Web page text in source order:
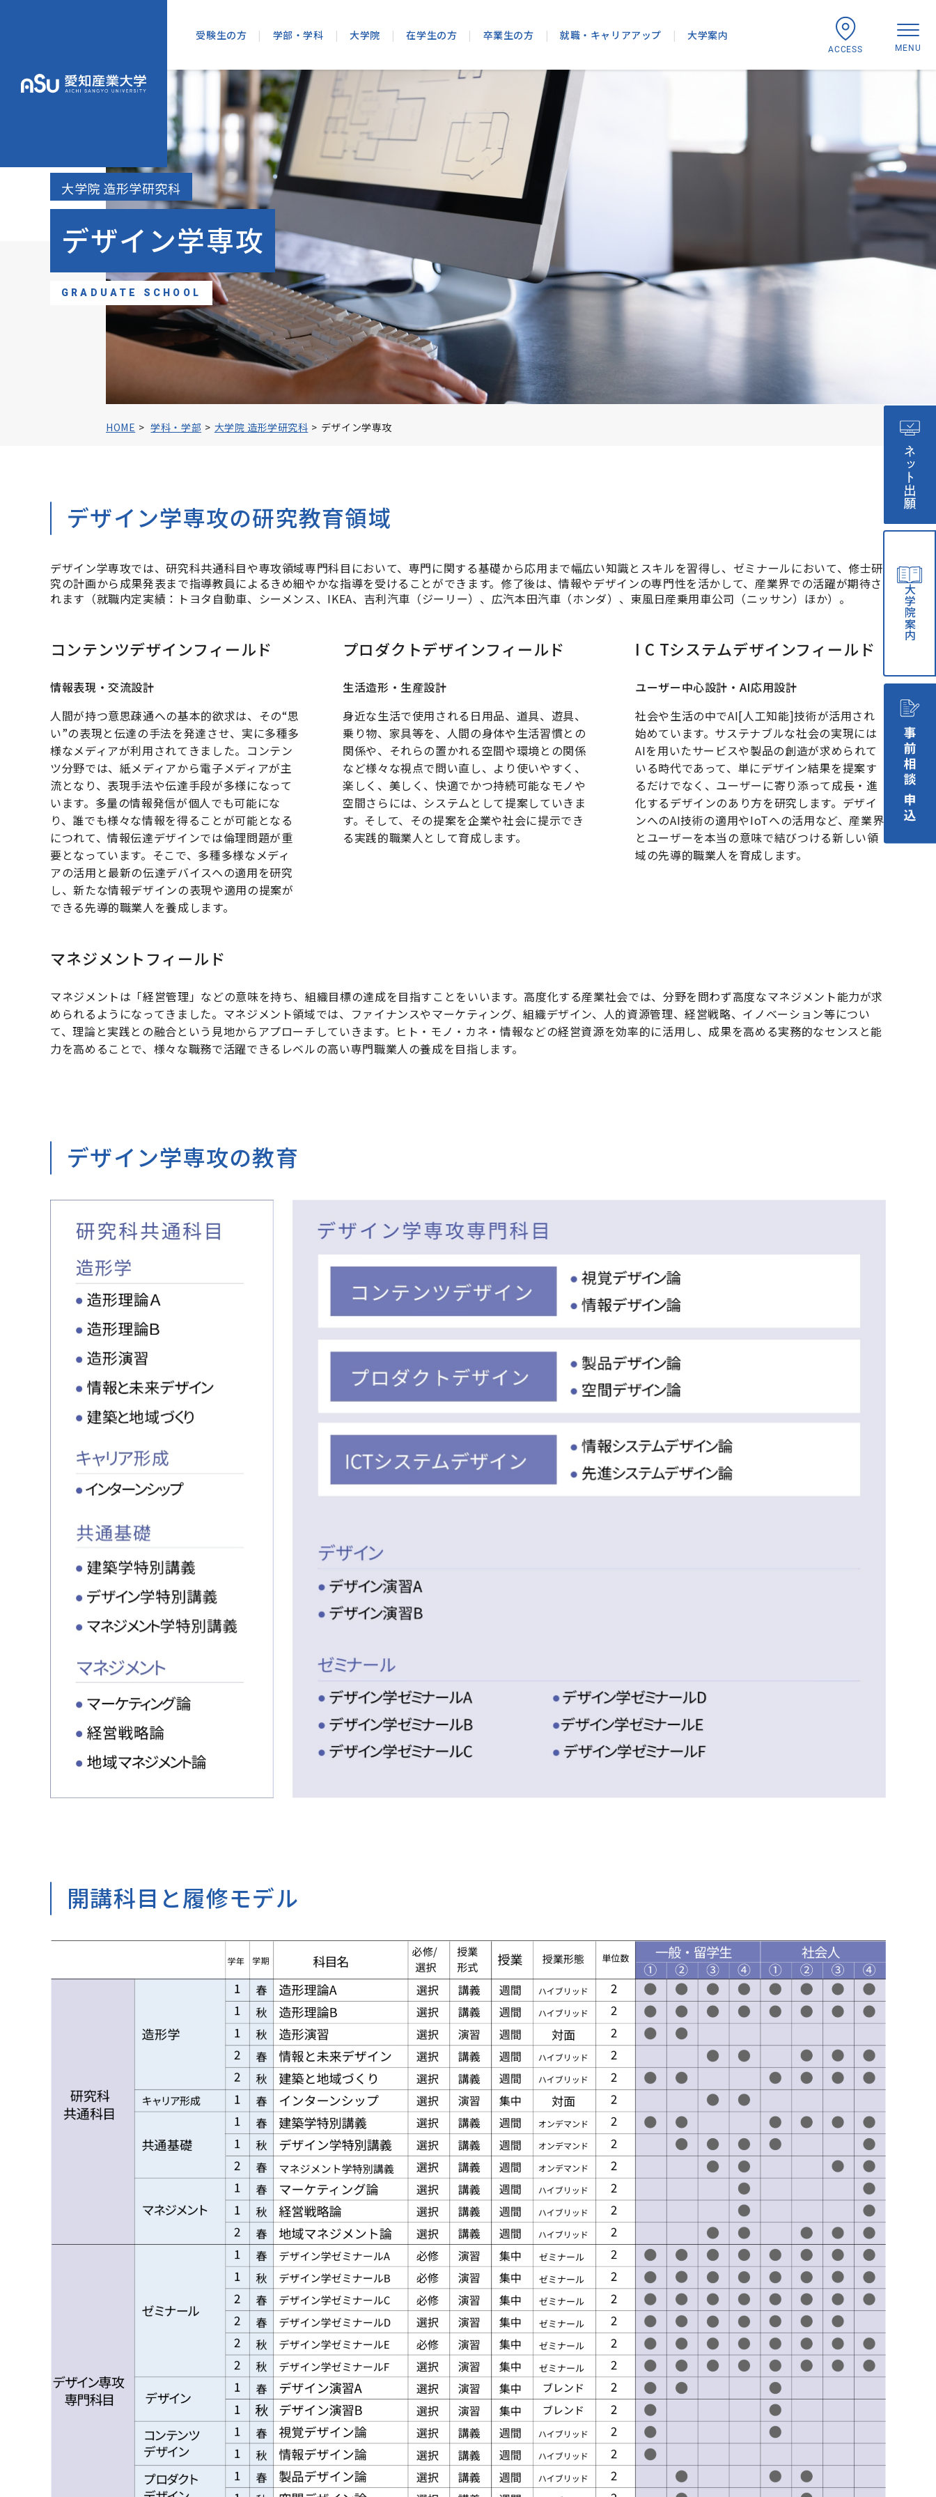
受験生の方
オープンキャンパス
入学試験・日程・要項
出願書類
学納金・奨学金制度
ネット出願
併願検定料割引制度
入試会場案内
過去の入試問題
キャンパスライフ
大学院 造形学研究科 募集要項
ひとり暮らし＆アパートマンション情報
BYODの実施について
パンフレット・資料請求
| 学部・学科
情報学部
(設置認可申請中)
教員紹介
教員紹介
造形学部
建築学科
教員紹介
スマートデザイン学科
経営学部 総合経営学科
通信教育部
| 大学院
大学院 造形学研究科
建築学専攻
教員紹介
パンフレット・資料請求
| 在学生の方
学生生活サポート
学生相談室のご案内
ハラスメント防止対策
【在学生向け】愛産大UNIPA
【シラバス】愛産大UNIPA
| 卒業生の方
卒業後の証明書発行
卒業生アンケート
| 就職・キャリアアップ
企業・採用ご担当の方
キャリアラボ
建築学科 卒業後の就職・進学先
スマートデザイン学科 卒業後の就職・進学先
総合経営学科 卒業後の就職・進学先
| 大学案内
理念・使命・沿革・大学組織
教育方針
大学の取り組み
地域連携
経営研究所・造形学研究所
大学広報誌「学報」
図書館
アクセス・キャンパスマップ
ACCESS MENU
大学院案内
大学院 造形学研究科
デザイン学専攻
GRADUATE SCHOOL
HOME 学科・学部 大学院 造形学研究科 デザイン学専攻
デザイン学専攻の研究教育領域
デザイン学専攻では、研究科共通科目や専攻領域専門科目において、専門に関する基礎から応用まで幅広い知識とスキルを習得し、ゼミナールにおいて、修士研
究の計画から成果発表まで指導教員によるきめ細やかな指導を受けることができます。修了後は、情報やデザインの専門性を活かして、産業界での活躍が期待さ
れます（就職内定実績：トヨタ自動車、シーメンス、IKEA、吉利汽車（ジーリー）、広汽本田汽車（ホンダ）、東風日産乗用車公司（ニッサン）ほか）。
コンテンツデザインフィールド
情報表現・交流設計
人間が持つ意思疎通への基本的欲求は、その“思
い”の表現と伝達の手法を発達させ、実に多種多
様なメディアが利用されてきました。コンテン
ツ分野では、紙メディアから電子メディアが主
流となり、表現手法や伝達手段が多様になって
います。多量の情報発信が個人でも可能にな
り、誰でも様々な情報を得ることが可能となる
につれて、情報伝達デザインでは倫理問題が重
要となっています。そこで、多種多様なメディ
アの活用と最新の伝達デバイスヘの適用を研究
し、新たな情報デザインの表現や適用の提案が
できる先導的職業人を養成します。
プロダクトデザインフィールド
生活造形・生産設計
身近な生活で使用される日用品、道具、遊具、
乗り物、家具等を、人間の身体や生活習慣との
関係や、それらの置かれる空間や環境との関係
など様々な視点で問い直し、より使いやすく、
楽しく、美しく、快適でかつ持続可能なモノや
空間さらには、システムとして提案していきま
す。そして、その提案を企業や社会に提示でき
る実践的職業人として育成します。
I C Tシステムデザインフィールド
ユーザー中心設計・AI応用設計
社会や生活の中でAI[人工知能]技術が活用され
始めています。サステナブルな社会の実現には
AIを用いたサービスや製品の創造が求められて
いる時代であって、単にデザイン結果を提案す
るだけでなく、ユーザーに寄り添って成長・進
化するデザインのあり方を研究します。デザイ
ンへのAI技術の適用やIoTへの活用など、産業界
とユーザーを本当の意味で結びつける新しい領
域の先導的職業人を育成します。
マネジメントフィールド
マネジメントは「経営管理」などの意味を持ち、組織目標の達成を目指すことをいいます。高度化する産業社会では、分野を問わず高度なマネジメント能力が求
められるようになってきました。マネジメント領域では、ファイナンスやマーケティング、組織デザイン、人的資源管理、経営戦略、イノベーション等につい
て、理論と実践との融合という見地からアプローチしていきます。ヒト・モノ・カネ・情報などの経営資源を効率的に活用し、成果を高める実務的なセンスと能
力を高めることで、様々な職務で活躍できるレベルの高い専門職業人の養成を目指します。
デザイン学専攻の教育
開講科目と履修モデル